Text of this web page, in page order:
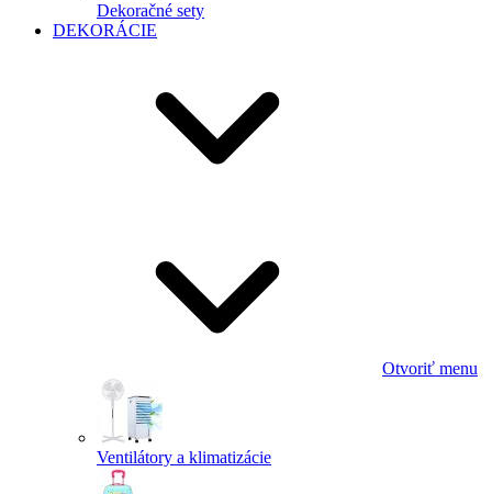
Dekoračné sety
DEKORÁCIE
Otvoriť menu
Ventilátory a klimatizácie